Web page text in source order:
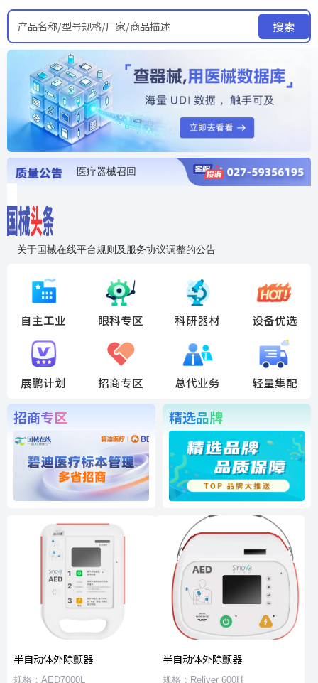
产品名称/型号规格/厂家/商品描述 搜索
医疗器械召回
关于国械在线平台规则及服务协议调整的公告
国药创研AED开启全国招商
自主工业 眼科专区 科研器材 设备优选
展鹏计划 招商专区 总代业务 轻量集配
招商专区 精选品牌
半自动体外除颤器
规格：AED7000L
半自动体外除颤器
规格：Reliver 600H